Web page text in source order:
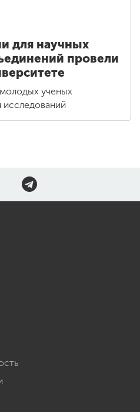
для научных
провели
ученых